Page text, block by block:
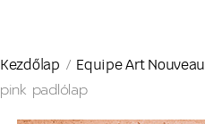
Kezdőlap / Equipe Art Nouveau
pink padlólap